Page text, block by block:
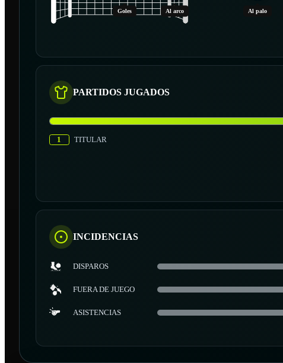
Goles Al arco Al palo
PARTIDOS JUGADOS
1 TITULAR
INCIDENCIAS
DISPAROS
FUERA DE JUEGO
ASISTENCIAS